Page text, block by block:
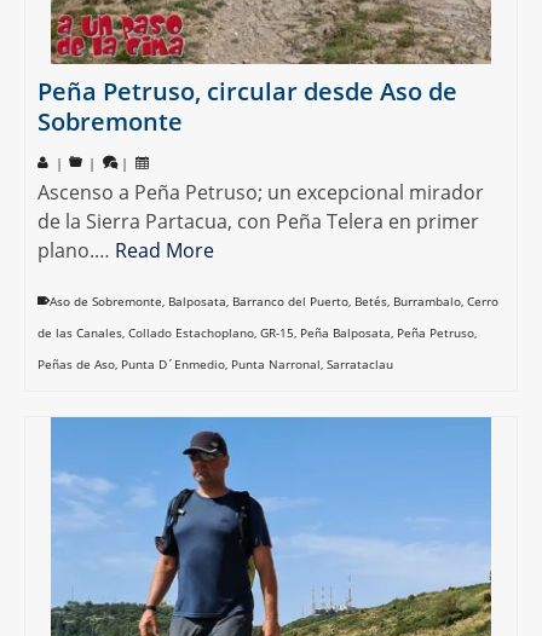
Peña Petruso, circular desde Aso de
Sobremonte
| | |
Ascenso a Peña Petruso; un excepcional mirador
de la Sierra Partacua, con Peña Telera en primer
plano.… Read More
Aso de Sobremonte, Balposata, Barranco del Puerto, Betés, Burrambalo, Cerro
de las Canales, Collado Estachoplano, GR-15, Peña Balposata, Peña Petruso,
Peñas de Aso, Punta D´Enmedio, Punta Narronal, Sarrataclau